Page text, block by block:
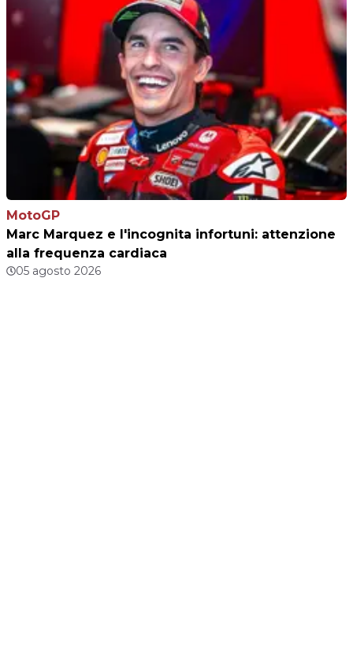
MotoGP
Marc Marquez e l'incognita infortuni: attenzione
alla frequenza cardiaca
05 agosto 2026